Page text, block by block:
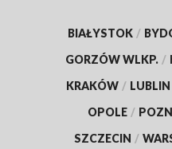
BIAŁYSTOK /
GORZÓW WLKP. /
KRAKÓW / LUBLIN
OPOLE /
SZCZECIN /